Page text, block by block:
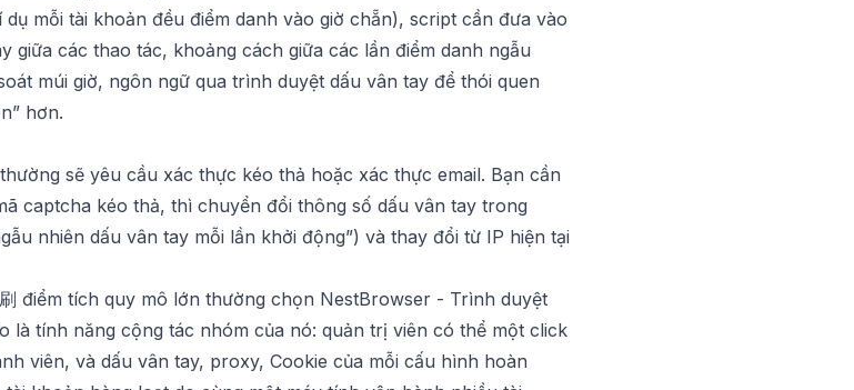
mỗi tài khoản đều điểm danh vào giờ chẵn), script cần đưa vào
giữa các thao tác, khoảng cách giữa các lần điểm danh ngẫu
múi giờ, ngôn ngữ qua trình duyệt dấu vân tay để thói quen
hơn.
sẽ yêu cầu xác thực kéo thả hoặc xác thực email. Bạn cần
captcha kéo thả, thì chuyển đổi thông số dấu vân tay trong
nhiên dấu vân tay mỗi lần khởi động”) và thay đổi từ IP hiện tại
điểm tích quy mô lớn thường chọn NestBrowser - Trình duyệt
là tính năng cộng tác nhóm của nó: quản trị viên có thể một click
viên, và dấu vân tay, proxy, Cookie của mỗi cấu hình hoàn